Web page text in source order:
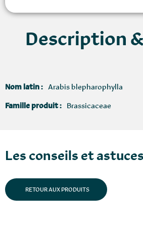
Description
Nom latin : Arabis blepharophylla
Famille produit : Brassicaceae
Les conseils et astuces
RETOUR AUX PRODUITS